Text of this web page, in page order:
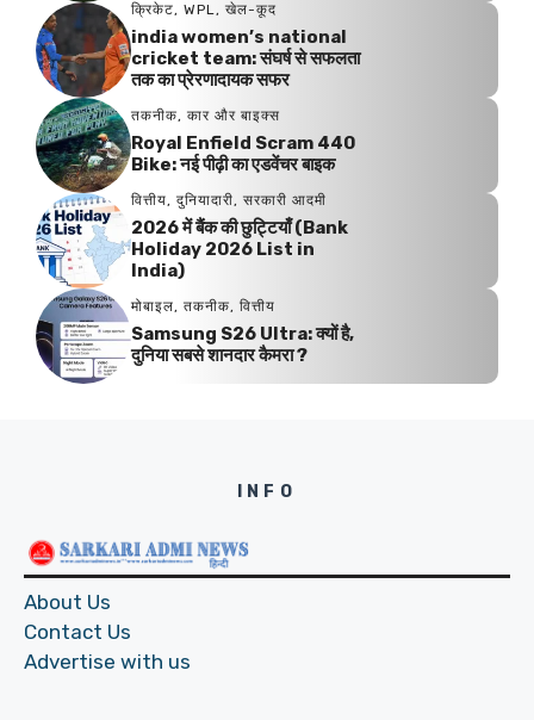
क्रिकेट, WPL, खेल-कूद
india women’s national
cricket team: संघर्ष से सफलता
तक का प्रेरणादायक सफर
तकनीक, कार और बाइक्स
Royal Enfield Scram 440
Bike: नई पीढ़ी का एडवेंचर बाइक
वित्तीय, दुनियादारी, सरकारी आदमी
2026 में बैंक की छुट्टियाँ (Bank
Holiday 2026 List in
India)
मोबाइल, तकनीक, वित्तीय
Samsung S26 Ultra: क्यों है,
दुनिया सबसे शानदार कैमरा ?
INFO
About Us
Contact Us
Advertise with us